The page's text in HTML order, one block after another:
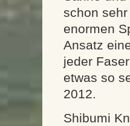
schon
enormen
Ansatz
jeder
etwas so
2012.
Shibumi